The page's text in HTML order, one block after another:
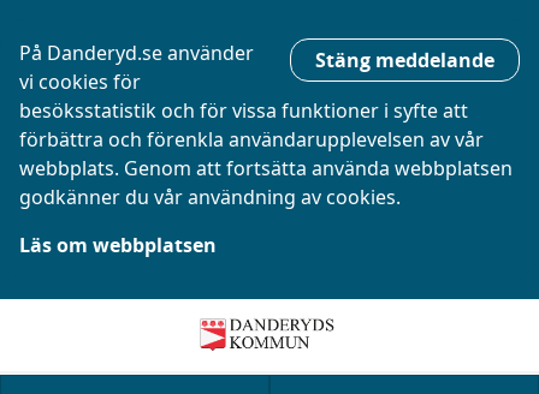
Stäng meddelande
På Danderyd.se använder
vi cookies för
besöksstatistik och för vissa funktioner i syfte att
förbättra och förenkla användarupplevelsen av vår
webbplats. Genom att fortsätta använda webbplatsen
godkänner du vår användning av cookies.
Läs om webbplatsen